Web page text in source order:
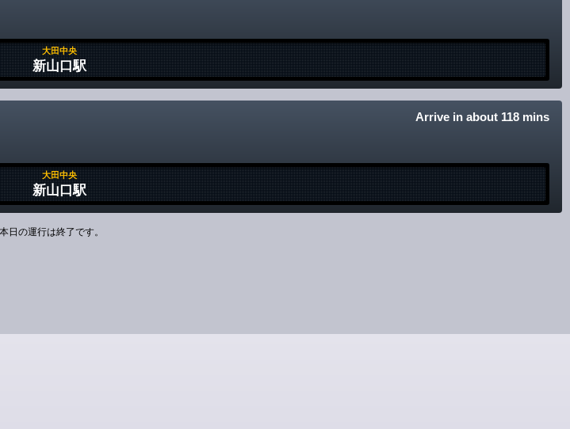
Disclaimer
大田中央
新山口駅
Arrive in about 118 mins
大田中央
新山口駅
日の運行は終了です。